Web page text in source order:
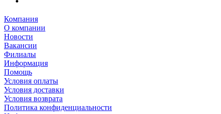
Компания
О компании
Новости
Вакансии
Филиалы
Информация
Помощь
Условия оплаты
Условия доставки
Условия возврата
Политика конфиденциальности